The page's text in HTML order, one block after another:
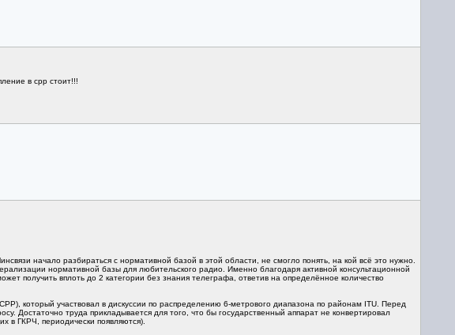
в срр стоит!!!
начало разбираться с нормативной базой в этой области, не смогло понять, на кой всё это нужно.
нормативной базы для любительского радио. Именно благодаря активной консультационной
получить вплоть до 2 категории без знания телеграфа, ответив на определённое количество
который участвовал в дискуссии по распределению 6-метрового диапазона по районам ITU. Перед
Достаточно труда прикладывается для того, что бы государственный аппарат не конвертировал
в ГКРЧ, периодически появляются).